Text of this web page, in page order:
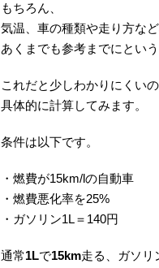
もちろん、
気温、車の種類や走り方な
あくまでも参考までにとい
これだと少しわかりにくい
具体的に計算してみます。
条件は以下です。
・燃費が15km/lの自動車
・燃費悪化率を25%
・ガソリン1L＝140円
通常1Lで15km走る、ガソリ